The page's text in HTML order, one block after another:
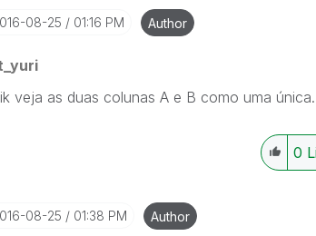
08-25 01:16 PM Author
veja as duas colunas A e B como uma única.
0
08-25 01:38 PM Author